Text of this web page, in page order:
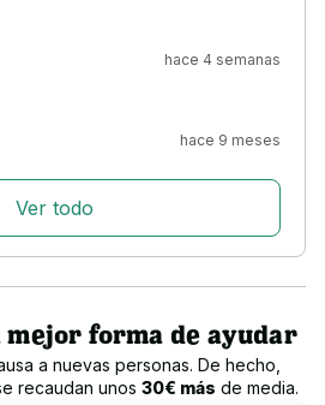
hace 4 semanas
hace 9 meses
Ver todo
forma de ayudar
a nuevas personas. De hecho,
recaudan unos 30€ más de media.